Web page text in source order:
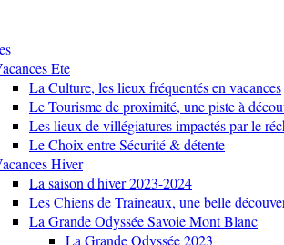
Ete
La Culture, les lieux fréquentés en vacances
Le Tourisme de proximité, une piste à
Les lieux de villégiatures impactés par le
Le Choix entre Sécurité & détente
Hiver
La saison d'hiver 2023-2024
Les Chiens de Traineaux, une belle
La Grande Odyssée Savoie Mont Blanc
La Grande Odyssée 2023